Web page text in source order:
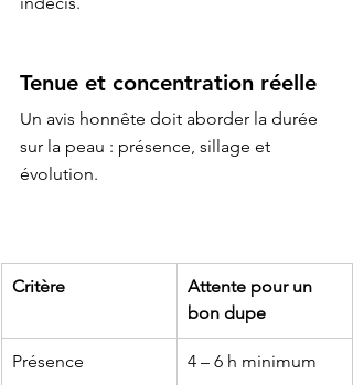
Tenue et concentration réelle
Un avis honnête doit aborder la durée
sur la peau : présence, sillage et
évolution.
Critère
Attente pour un
bon dupe
Présence 4 – 6 h minimum